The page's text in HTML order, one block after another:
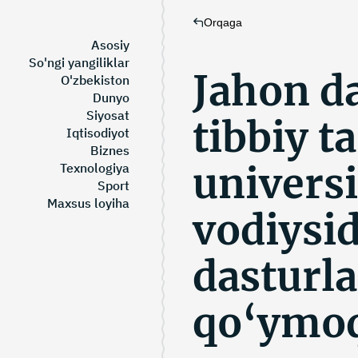
Asosiy
So'ngi yangiliklar
O'zbekiston
Dunyo
Siyosat
Iqtisodiyot
Biznes
Texnologiya
Sport
Maxsus loyiha
Orqaga
Jahon
tibbiy